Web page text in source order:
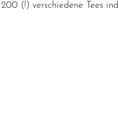
(!) verschiedene Tees